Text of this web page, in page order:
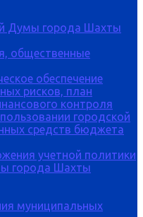
Думы города Шахты
общественные
обеспечение
рисков, план
контроля
городской
средств бюджета
учетной политики
города Шахты
муниципальных